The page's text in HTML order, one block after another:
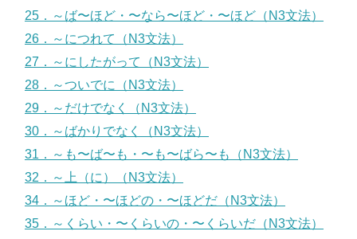
25．～ば〜ほど・〜なら〜ほど・〜ほど（N3文法）
26．～につれて（N3文法）
27．～にしたがって（N3文法）
28．～ついでに（N3文法）
29．～だけでなく（N3文法）
30．～ばかりでなく（N3文法）
31．～も〜ば〜も・〜も〜ばら〜も（N3文法）
32．～上（に）（N3文法）
34．～ほど・〜ほどの・〜ほどだ（N3文法）
35．～くらい・〜くらいの・〜くらいだ（N3文法）